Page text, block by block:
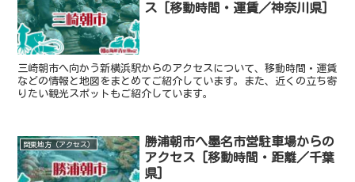
ス [移動時間・運賃／神奈川県]
三崎朝市へ向かう新横浜駅からのアクセスについて、移動時間・運賃
などの情報と地図をまとめてご紹介しています。また、近くの立ち寄
りたい観光スポットもご紹介しています。
関東地方（アクセス）
勝浦朝市へ墨名市営駐車場からの
アクセス [移動時間・距離／千葉
県]